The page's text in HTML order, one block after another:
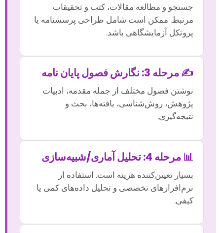
جستجو و مطالعه مقالات، کتب و تحقیقات
مرتبط. ممکن است شامل طراحی پرسشنامه یا
پروتکل آزمایشگاهی باشد.
✍️ مرحله 3: نگارش فصول پایان نامه
نوشتن فصول مختلف از جمله مقدمه، ادبیات
پژوهش، روش‌شناسی، یافته‌ها، بحث و
نتیجه‌گیری.
📊 مرحله 4: تحلیل آماری/شبیه‌سازی
بسیار تعیین‌کننده هزینه است. استفاده از
نرم‌افزارهای تخصصی و تحلیل داده‌های کمی یا
کیفی.